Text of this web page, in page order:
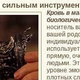
сильным
Кровь в
носитель
вашей
прямую,
людьми.
уровне
плотных